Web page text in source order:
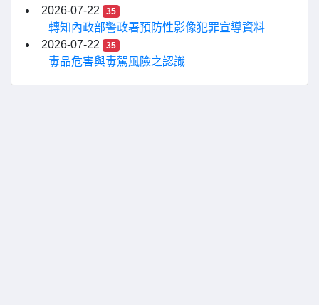
2026-07-22
35
轉知內政部警政署預防性影像犯罪宣導資料
2026-07-22
35
毒品危害與毒駕風險之認識